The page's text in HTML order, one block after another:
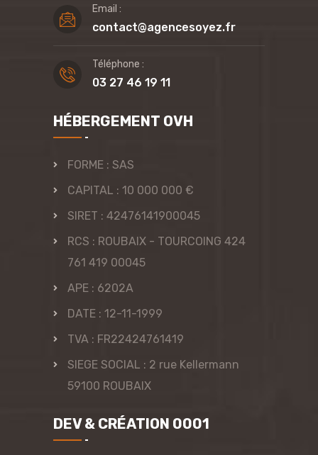
Email :
contact@agencesoyez.fr
Téléphone :
03 27 46 19 11
HÉBERGEMENT OVH
FORME : SAS
CAPITAL : 10 000 000 €
SIRET : 42476141900045
RCS : ROUBAIX - TOURCOING 424
761 419 00045
APE : 6202A
DATE : 12-11-1999
TVA : FR22424761419
SIEGE SOCIAL : 2 rue Kellermann
59100 ROUBAIX
DEV & CRÉATION 0001